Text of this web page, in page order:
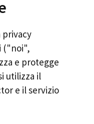
privacy
("noi",
e protegge
utilizza il
e il servizio